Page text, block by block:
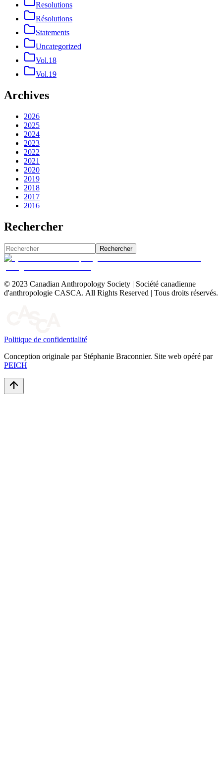
Resolutions
Résolutions
Statements
Uncategorized
Vol.18
Vol.19
Archives
2026
2025
2024
2023
2022
2021
2020
2019
2018
2017
2016
Rechercher
Rechercher
© 2023 Canadian Anthropology Society | Société canadienne
d'anthropologie CASCA. All Rights Reserved | Tous droits réservés.
Politique de confidentialité
Conception originale par Stéphanie Braconnier. Site web opéré par
PEICH